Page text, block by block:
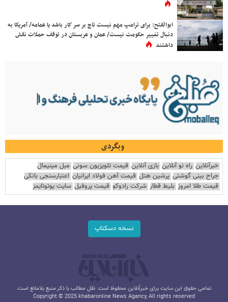
ابوالفتح: برای ترامپ مهم نیست تاج بر سر کار باشد یا عمامه/ آمریکا به
دنبال تغییر حکومت نیست/ عمان و عربستان در توقف حملات نقش
داشتند
وبگردی
خبرآنلاین راه نو آنلاین بازی آنلاین قیمت تلویزیون سونی مبل مینیمال
جراح بینی گوشتی پرشین هتل قیمت آهن فولاد ایرانیان اعتبارسنجی بانکی
قیمت طلا امروز بلیط قطار شرکت رادوکو قیمت پروفیل سایت یوتوتایمز
نسخه دسکتاپ
تمامی حقوق این سایت برای خبرآنلاین محفوظ است. نقل مطالب با ذکر منبع بلامانع است.
Copyright © 2025 khabaronline News Agancy, All rights reserved